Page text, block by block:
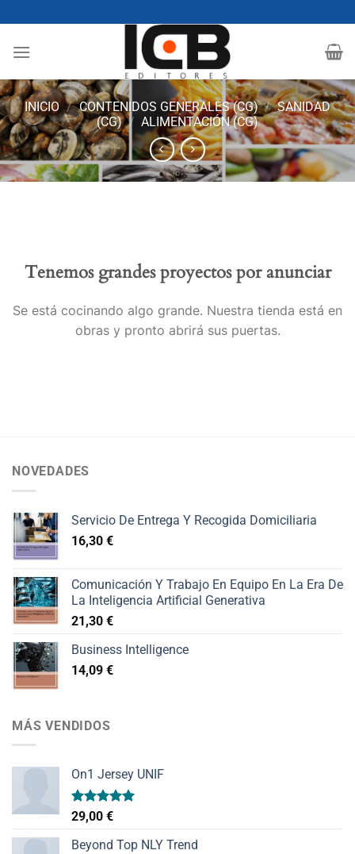
al
contenido
INICIO / CONTENIDOS GENERALES (CG) / SANIDAD
(CG) / ALIMENTACIÓN (CG)
Tenemos grandes proyectos por anunciar
Se está cocinando algo grande. Nuestra tienda está en
obras y pronto abrirá sus puertas.
NOVEDADES
Servicio De Entrega Y Recogida Domiciliaria
16,30 €
Comunicación Y Trabajo En Equipo En La Era De
La Inteligencia Artificial Generativa
21,30 €
Business Intelligence
14,09 €
MÁS VENDIDOS
On1 Jersey UNIF
Valorado
con
de 5
29,00 €
Beyond Top NLY Trend